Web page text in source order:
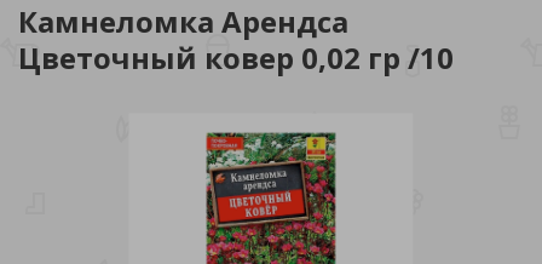
Камнеломка Арендса
Цветочный ковер 0,02 гр /10